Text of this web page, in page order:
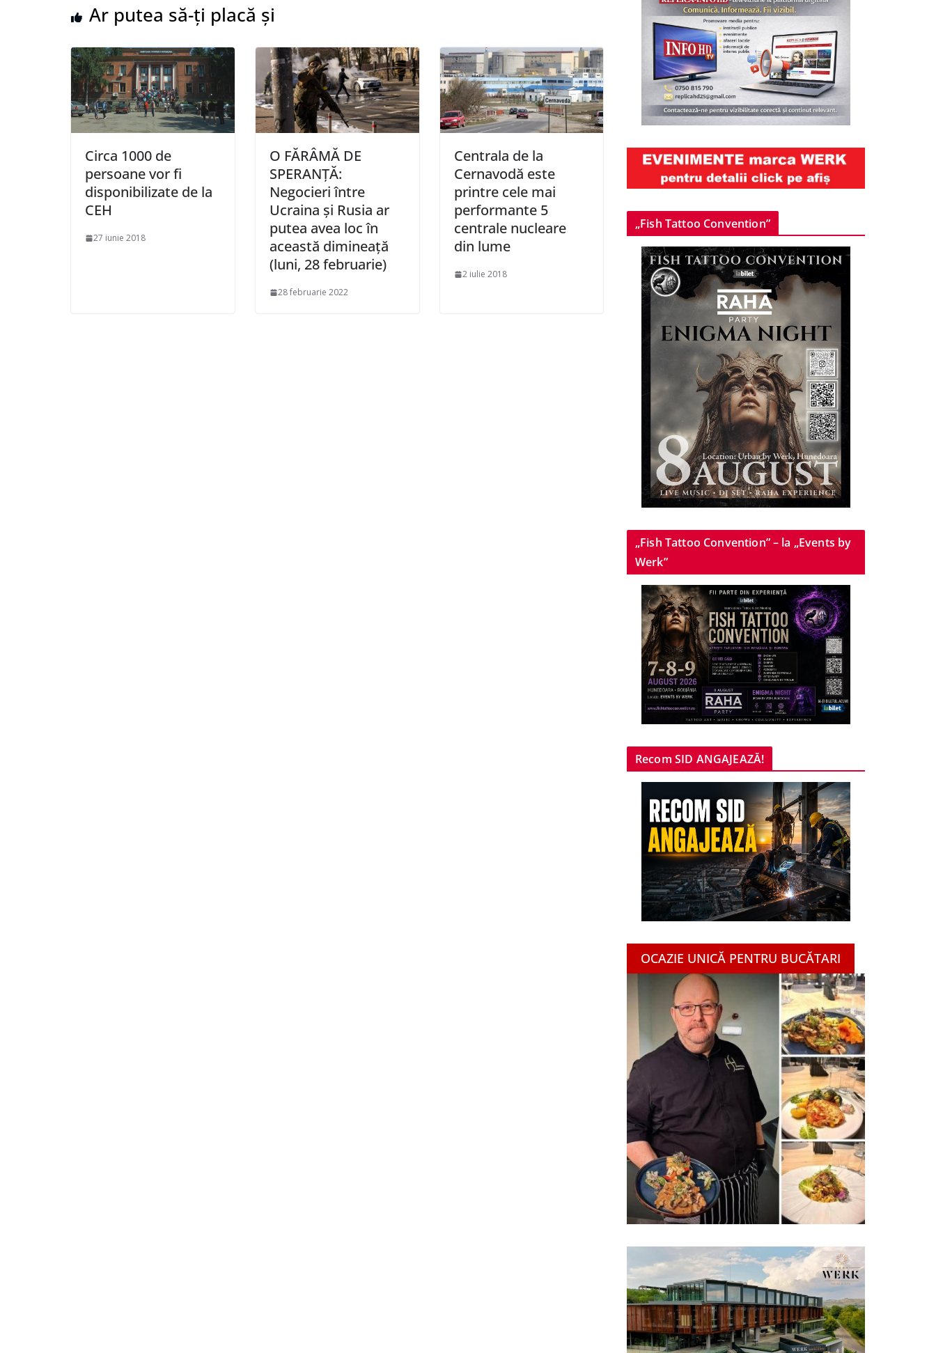
Ar putea să-ți placă și
Circa 1000 de
persoane vor fi
disponibilizate de la
CEH
27 iunie 2018
O FĂRÂMĂ DE
SPERANȚĂ:
Negocieri între
Ucraina și Rusia ar
putea avea loc în
această dimineață
(luni, 28 februarie)
28 februarie 2022
Centrala de la
Cernavodă este
printre cele mai
performante 5
centrale nucleare
din lume
2 iulie 2018
„Fish Tattoo Convention”
„Fish Tattoo Convention” – la „Events by
Werk”
Recom SID ANGAJEAZĂ!
OCAZIE UNICĂ PENTRU BUCĂTARI